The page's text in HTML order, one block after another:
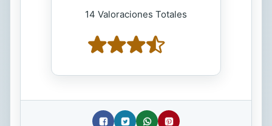
14 Valoraciones Totales